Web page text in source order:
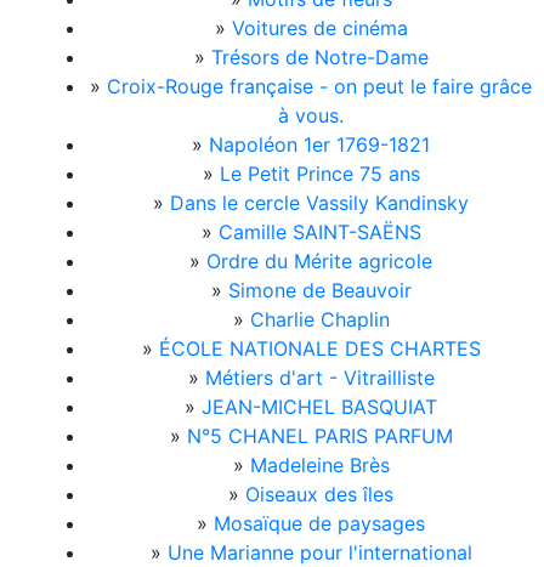
» Voitures de cinéma
» Trésors de Notre-Dame
» Croix-Rouge française - on peut le faire grâce
à vous.
» Napoléon 1er 1769-1821
» Le Petit Prince 75 ans
» Dans le cercle Vassily Kandinsky
» Camille SAINT-SAËNS
» Ordre du Mérite agricole
» Simone de Beauvoir
» Charlie Chaplin
» ÉCOLE NATIONALE DES CHARTES
» Métiers d'art - Vitrailliste
» JEAN-MICHEL BASQUIAT
» N°5 CHANEL PARIS PARFUM
» Madeleine Brès
» Oiseaux des îles
» Mosaïque de paysages
» Une Marianne pour l'international